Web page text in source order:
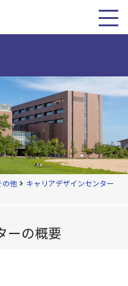
の他
キャリアデザインセンター
ーの概要